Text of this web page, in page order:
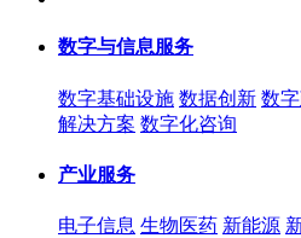
数字与信息服务
数字基础设施 数据创新 数
解决方案 数字化咨询
产业服务
电子信息 生物医药 新能源